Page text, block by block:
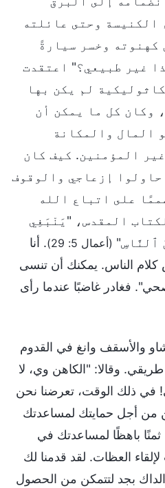
الكنيسة وحتى عائلته
كهنوته وخسر سيارةً
غير طبيعي؟" اعتقدت
لم يكن بها
وكان كل ما يمكن أن
المال والمكانة
المؤمنين. كيف كان
إزعاجي والوقوف
على اتباع الله
المقدس، "يَنْبَغِي
ٱلنَّاسِ" (أعمال 5: 29)
. أنا
كلام الناس. يمكنك أن تنسى
فغادر غاضبًا عندما رأى
والأسقف وانغ في القدوم
وقالا: "الكاهن وي، لا
في ذلك الوقت، تعرضنا نحن
من أجل حمايتك لمساعدتك
ثمنًا باهظًا لمساعدتك في
العظات. لقد قدمنا لك
بجد لتتمكن من الحصول